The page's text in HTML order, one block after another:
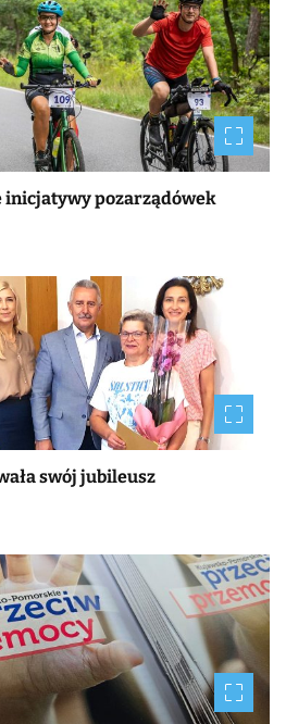
pozarządówek
swój jubileusz